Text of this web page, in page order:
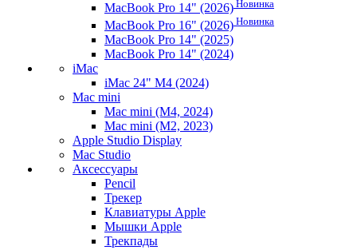
MacBook Pro 14" (2026) Новинка
MacBook Pro 16" (2026) Новинка
MacBook Pro 14" (2025)
MacBook Pro 14" (2024)
iMac
iMac 24" M4 (2024)
Mac mini
Mac mini (M4, 2024)
Mac mini (M2, 2023)
Apple Studio Display
Mac Studio
Аксессуары
Pencil
Трекер
Клавиатуры Apple
Мышки Apple
Трекпады